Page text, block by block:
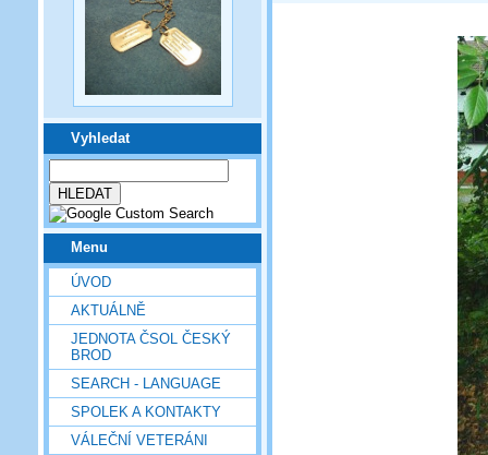
Vyhledat
Menu
ÚVOD
AKTUÁLNĚ
JEDNOTA ČSOL ČESKÝ
BROD
SEARCH - LANGUAGE
SPOLEK A KONTAKTY
VÁLEČNÍ VETERÁNI